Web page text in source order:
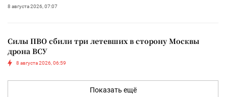
8 августа 2026, 07:07
Силы ПВО сбили три летевших в сторону Москвы
дрона ВСУ
8 августа 2026, 06:59
Показать ещё